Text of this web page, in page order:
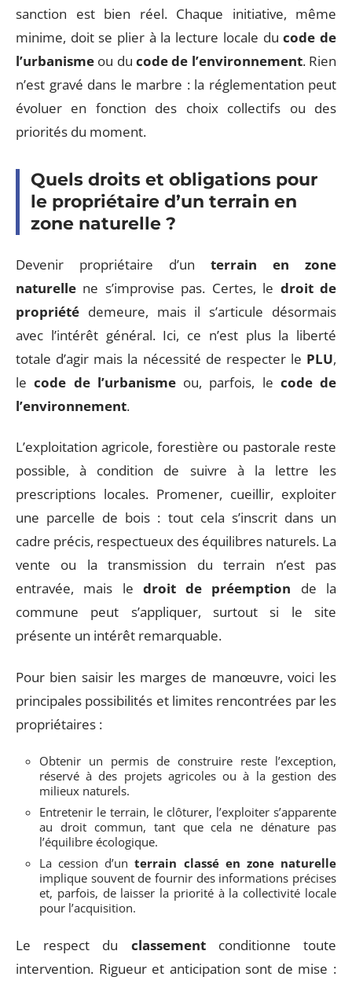
sanction est bien réel. Chaque initiative, même
minime, doit se plier à la lecture locale ducode de
l’urbanisme ou du code de l’environnement. Rien
n’est gravé dans le marbre : la réglementation peut
évoluer en fonction des choix collectifs ou des
priorités du moment.
Quels droits et obligations pour
le propriétaire d’un terrain en
zone naturelle ?
Devenir propriétaire d’un terrain en zone
naturelle ne s’improvise pas. Certes, le droit de
propriété demeure, mais il s’articule désormais
avec l’intérêt général. Ici, ce n’est plus la liberté
totale d’agir mais la nécessité de respecter le PLU,
lecode de l’urbanismeou, parfois, le code de
l’environnement.
L’exploitation agricole, forestière ou pastorale reste
possible, à condition de suivre à la lettre les
prescriptions locales. Promener, cueillir, exploiter
une parcelle de bois : tout cela s’inscrit dans un
cadre précis, respectueux des équilibres naturels. La
vente ou la transmission du terrain n’est pas
entravée, mais le droit de préemption de la
commune peut s’appliquer, surtout si le site
présente un intérêt remarquable.
Pour bien saisir les marges de manœuvre, voici les
principales possibilités et limites rencontrées par les
propriétaires :
Obtenir un permis de construire reste l’exception,
réservé à des projets agricoles ou à la gestion des
milieux naturels.
Entretenir le terrain, le clôturer, l’exploiter s’apparente
au droit commun, tant que cela ne dénature pas
l’équilibre écologique.
La cession d’unterrain classé en zone naturelle
implique souvent de fournir des informations précises
et, parfois, de laisser la priorité à la collectivité locale
pour l’acquisition.
Le respect du classementconditionne toute
intervention. Rigueur et anticipation sont de mise :